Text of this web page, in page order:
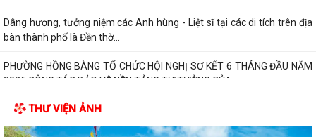
Dâng hương, tưởng niệm các Anh hùng - Liệt sĩ tại các di tích trên địa
bàn thành phố là Đền thờ...
PHƯỜNG HỒNG BÀNG TỔ CHỨC HỘI NGHỊ SƠ KẾT 6 THÁNG ĐẦU NĂM
2026 CÔNG TÁC BẢO VỆ NỀN TẢNG TƯ TƯỞNG CỦA...
Hội Cựu CAND phường Hồng Bàng đi thăm, tặng quà các gia đình
thương binh, thân nhân liệt sỹ CAND
THƯ VIỆN ẢNH